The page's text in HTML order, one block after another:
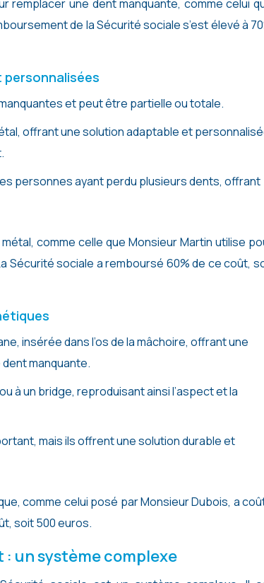
remplacer une dent manquante, comme celui
de la Sécurité sociale s’est élevé à
et peut être partielle ou totale.
offrant une solution adaptable et
personnes ayant perdu plusieurs dents, offrant
comme celle que Monsieur Martin utilise
Sécurité sociale a remboursé 60% de ce coût,
insérée dans l’os de la mâchoire, offrant une
manquante.
à un bridge, reproduisant ainsi l’aspect et la
mais ils offrent une solution durable et
comme celui posé par Monsieur Dubois, a
soit 500 euros.
un système complexe